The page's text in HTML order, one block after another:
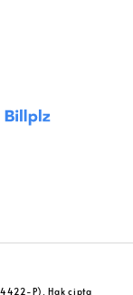
P). Hak cipta